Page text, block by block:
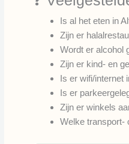
Is al het eten in
Zijn er
Wordt er alcohol
Zijn er kind- en
Is er wifi/internet
Is er
Zijn er winkels
Welke transport-